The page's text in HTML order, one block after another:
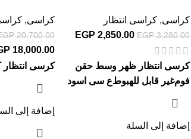
كراسى, كراسى انتظار
EGP3,280.00
EGP 2,850.00
كرسى انتظار ظهر وسط حقن
فومغير قابل للهبوطع سى اسود
إضافة إلى السلة
كراسى,
20,700.00
18,000.00
كرسى انتظار
إضافة إلى